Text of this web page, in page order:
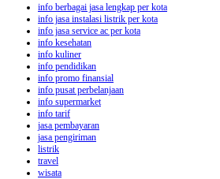
info berbagai jasa lengkap per kota
info jasa instalasi listrik per kota
info jasa service ac per kota
info kesehatan
info kuliner
info pendidikan
info promo finansial
info pusat perbelanjaan
info supermarket
info tarif
jasa pembayaran
jasa pengiriman
listrik
travel
wisata